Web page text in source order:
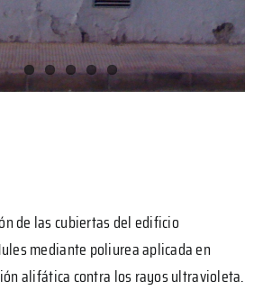
de las cubiertas del edificio
mediante poliurea aplicada en
alifática contra los rayos ultravioleta.